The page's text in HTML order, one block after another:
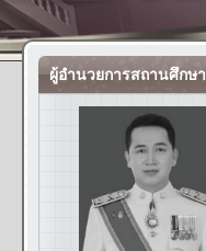
ผู้อำนวยการสถานศึกษา